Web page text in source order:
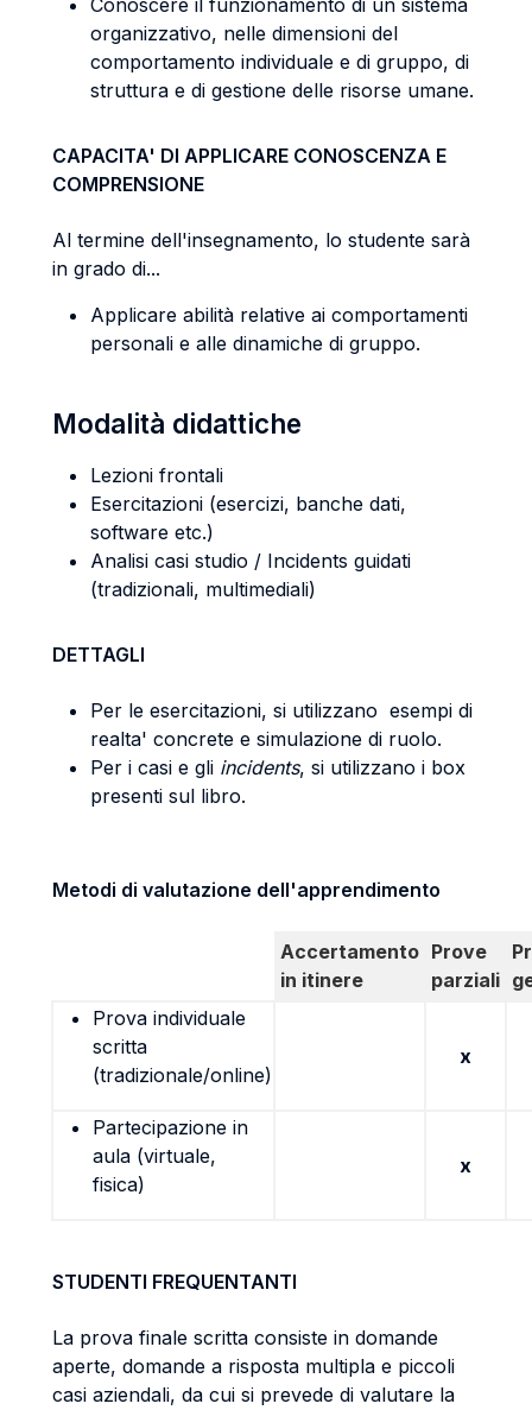
Conoscere il funzionamento di un sistema
organizzativo, nelle dimensioni del
comportamento individuale e di gruppo, di
struttura e di gestione delle risorse umane.
CAPACITA' DI APPLICARE CONOSCENZA E
COMPRENSIONE
Al termine dell'insegnamento, lo studente sarà
in grado di...
Applicare abilità relative ai comportamenti
personali e alle dinamiche di gruppo.
Modalità didattiche
Lezioni frontali
Esercitazioni (esercizi, banche dati,
software etc.)
Analisi casi studio / Incidents guidati
(tradizionali, multimediali)
DETTAGLI
Per le esercitazioni, si utilizzano esempi di
realta' concrete e simulazione di ruolo.
Per i casi e gli incidents, si utilizzano i box
presenti sul libro.
Metodi di valutazione dell'apprendimento
Accertamento
in itinere
Prove
parziali
Prova individuale
scritta
(tradizionale/online)
x
Partecipazione in
aula (virtuale,
fisica)
x
STUDENTI FREQUENTANTI
La prova finale scritta consiste in domande
aperte, domande a risposta multipla e piccoli
casi aziendali, da cui si prevede di valutare la